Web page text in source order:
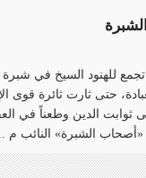
للهنود السيخ في شبرة
حتى ثارت ثائرة قوى
ثوابت الدين وطعناً في
«أصحاب الشبرة» النائب م ..